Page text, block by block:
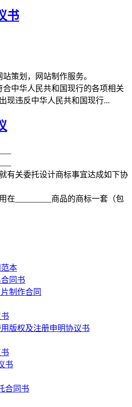
书
策划，网站制作服务。
中华人民共和国现行的各项相关
现违反中华人民共和国现行...
有关委托设计商标事宜达成如下协
在_________商品的商标一套（包
本
同书
制作合同
版权及注册申明协议书
书
合同书